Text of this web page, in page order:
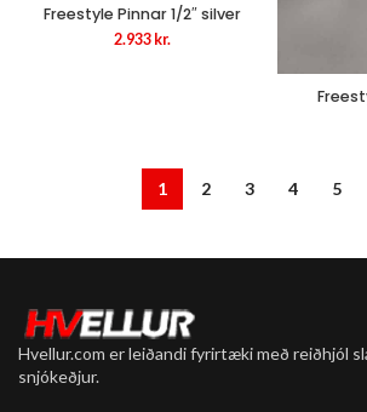
Freestyle Pinnar 1/2″ silver
2.933 kr.
1 2 3 4 5
Hvellur.com er leiðandi fyrirtæki með reiðhjól
snjókeðjur.